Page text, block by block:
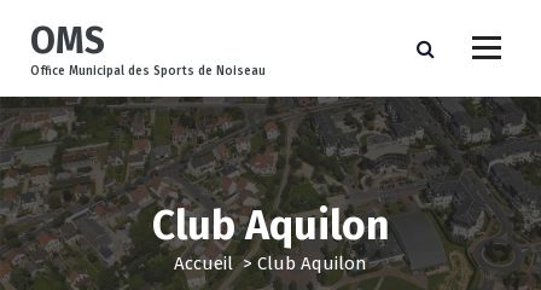
e
r
a
u
c
o
n
t
OMS
Office Municipal des Sports de Noiseau
Club Aquilon
Accueil>Club Aquilon